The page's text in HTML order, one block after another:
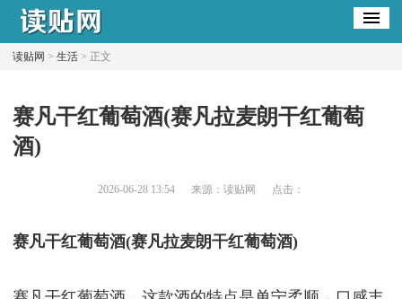
读贴网 > 生活> 正文
​赛凡干红葡萄酒(赛凡拉麦朗干红葡萄
酒)
2026-06-28 13:54 来源：读贴网 点击：
赛凡干红葡萄酒(赛凡拉麦朗干红葡萄酒)